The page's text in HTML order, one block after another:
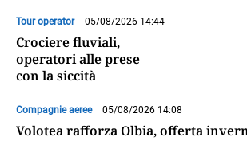
Tour operator 05/08/2026 14:44
Crociere fluviali,
operatori alle prese
con la siccità
Compagnie aeree 05/08/2026 14:08
Volotea rafforza Olbia, offerta